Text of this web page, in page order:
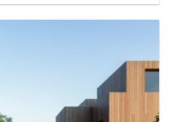
um novo padrão de